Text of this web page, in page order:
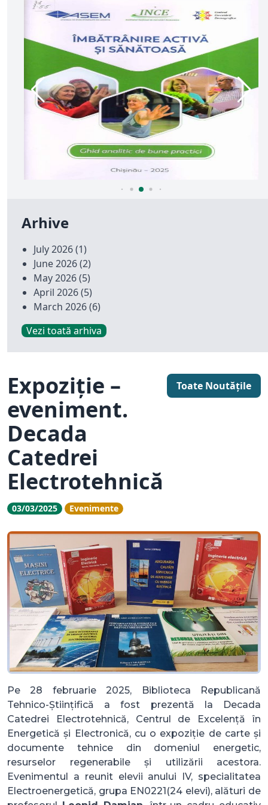
Arhive
July 2026(1)
June 2026(2)
May 2026(5)
April 2026(5)
March 2026(6)
Vezi toată arhiva
Expoziție –
eveniment.
Decada
Catedrei
Electrotehnică
Toate Noutățile
03/03/2025 Evenimente
Pe 28 februarie 2025, Biblioteca Republicană
Tehnico-Științifică a fost prezentă la Decada
Catedrei Electrotehnică, Centrul de Excelență în
Energetică și Electronică, cu o expoziție de carte și
documente tehnice din domeniul energetic,
resurselor regenerabile și utilizării acestora.
Evenimentul a reunit elevii anului IV, specialitatea
Electroenergetică, grupa EN0221(24 elevi), alături de